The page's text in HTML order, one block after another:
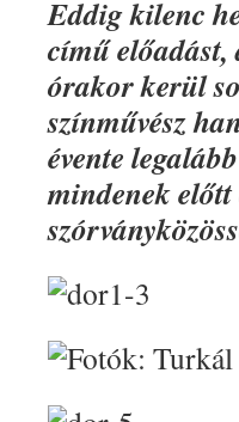
Eddig kilenc
című
órakor kerül
színművész
évente
mindenek